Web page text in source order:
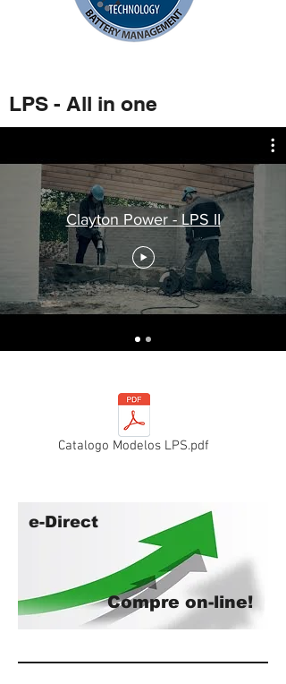
LPS - All in one
Clayton Power - LPS II
Catalogo Modelos LPS.pdf
e-Direct
Compre on-line!